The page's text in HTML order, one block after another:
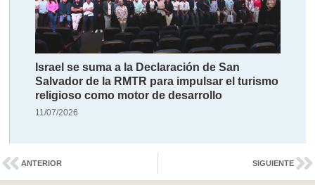
Israel se suma a la Declaración de San
Salvador de la RMTR para impulsar el turismo
religioso como motor de desarrollo
11/07/2026
ANTERIOR SIGUIENTE